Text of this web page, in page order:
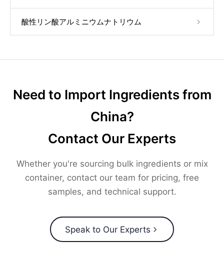
酸性リン酸アルミニウムナトリウム
Need to Import Ingredients from
China?
Contact Our Experts
Whether you're sourcing bulk ingredients or mix
container, contact our team for pricing, free
samples, and technical support.
Speak to Our Experts